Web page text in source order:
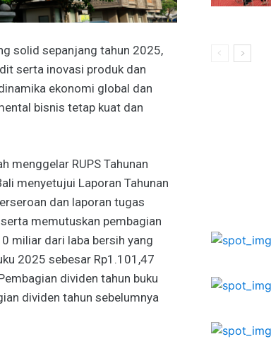
solid sepanjang tahun 2025,
serta inovasi produk dan
ekonomi global dan
bisnis tetap kuat dan
menggelar RUPS Tahunan
menyetujui Laporan Tahunan
dan laporan tugas
memutuskan pembagian
miliar dari laba bersih yang
2025 sebesar Rp1.101,47
dividen tahun buku
dividen tahun sebelumnya